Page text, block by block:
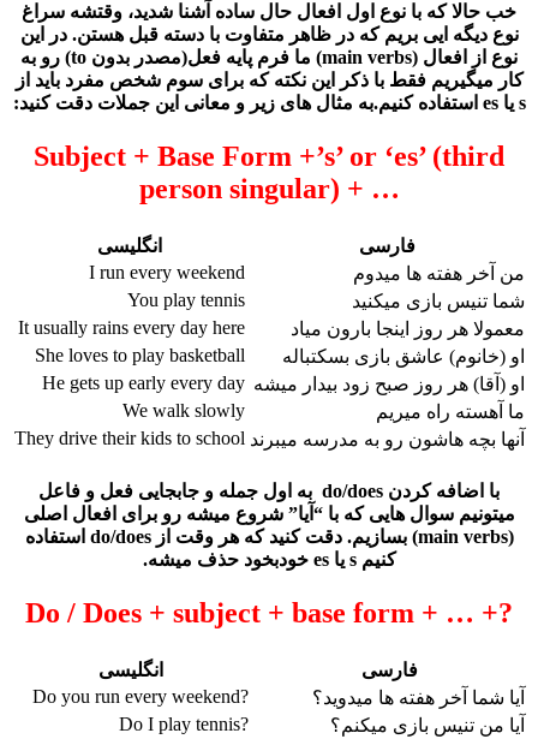
خب حالا که با نوع اول افعال حال ساده آشنا شدید، وقتشه سراغ
نوع دیگه ایی بریم که در ظاهر متفاوت با دسته قبل هستن. در این
نوع از افعال (main verbs) ما فرم پایه فعل(مصدر بدون to) رو به
کار میگیریم فقط با ذکر این نکته که برای سوم شخص مفرد باید از
s یا es استفاده کنیم.به مثال های زیر و معانی این جملات دقت کنید:
Subject + Base Form +’s’ or ‘es’ (third
person singular) + …
فارسی
انگلیسی
من آخر هفته ها میدوم
I run every weekend
شما تنیس بازی میکنید
You play tennis
معمولا هر روز اینجا بارون میاد
It usually rains every day here
او (خانوم) عاشق بازی بسکتباله
She loves to play basketball
او (آقا) هر روز صبح زود بیدار میشه He gets up early every day
ما آهسته راه میریم
We walk slowly
آنها بچه هاشون رو به مدرسه میبرند They drive their kids to school
با اضافه کردن do/does به اول جمله و جابجایی فعل و فاعل
میتونیم سوال هایی که با “آیا” شروع میشه رو برای افعال اصلی
(main verbs) بسازیم. دقت کنید که هر وقت از do/does استفاده
کنیم s یا es خودبخود حذف میشه.
Do / Does + subject + base form + … +?
فارسی
انگلیسی
آیا شما آخر هفته ها میدوید؟
?Do you run every weekend
آیا من تنیس بازی میکنم؟
?Do I play tennis